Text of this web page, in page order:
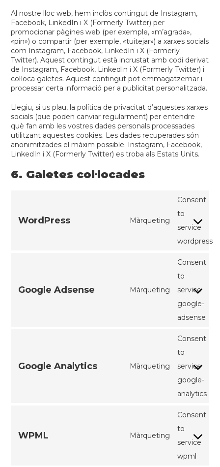
Al nostre lloc web, hem inclòs contingut de Instagram,
Facebook, LinkedIn i X (Formerly Twitter) per
promocionar pàgines web (per exemple, «m’agrada»,
«pin») o compartir (per exemple, «tuitejar») a xarxes socials
com Instagram, Facebook, LinkedIn i X (Formerly
Twitter). Aquest contingut està incrustat amb codi derivat
de Instagram, Facebook, LinkedIn i X (Formerly Twitter) i
col·loca galetes. Aquest contingut pot emmagatzemar i
processar certa informació per a publicitat personalitzada.
Llegiu, si us plau, la política de privacitat d’aquestes xarxes
socials (que poden canviar regularment) per entendre
què fan amb les vostres dades personals processades
utilitzant aquestes cookies. Les dades recuperades són
anonimitzades el màxim possible. Instagram, Facebook,
LinkedIn i X (Formerly Twitter) es troba als Estats Units.
6. Galetes col·locades
WordPress Màrqueting
Consent
to
service
wordpress
Google Adsense Màrqueting
Consent
to
service
google-
adsense
Google Analytics Màrqueting
Consent
to
service
google-
analytics
WPML Màrqueting
Consent
to
service
wpml